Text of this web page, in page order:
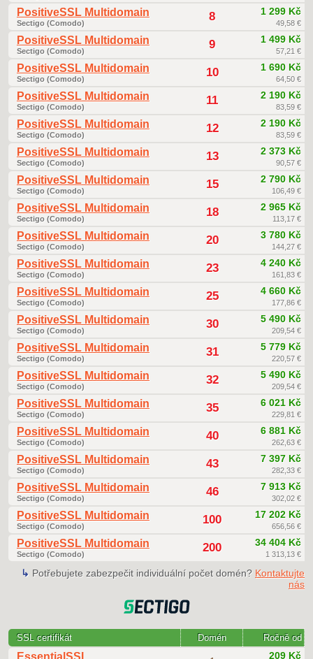
PositiveSSL Multidomain
Sectigo (Comodo) 8 1 299 Kč
49,58 €
PositiveSSL Multidomain
Sectigo (Comodo) 9 1 499 Kč
57,21 €
PositiveSSL Multidomain
Sectigo (Comodo) 10 1 690 Kč
64,50 €
PositiveSSL Multidomain
Sectigo (Comodo) 11 2 190 Kč
83,59 €
PositiveSSL Multidomain
Sectigo (Comodo) 12 2 190 Kč
83,59 €
PositiveSSL Multidomain
Sectigo (Comodo) 13 2 373 Kč
90,57 €
PositiveSSL Multidomain
Sectigo (Comodo) 15 2 790 Kč
106,49 €
PositiveSSL Multidomain
Sectigo (Comodo) 18 2 965 Kč
113,17 €
PositiveSSL Multidomain
Sectigo (Comodo) 20 3 780 Kč
144,27 €
PositiveSSL Multidomain
Sectigo (Comodo) 23 4 240 Kč
161,83 €
PositiveSSL Multidomain
Sectigo (Comodo) 25 4 660 Kč
177,86 €
PositiveSSL Multidomain
Sectigo (Comodo) 30 5 490 Kč
209,54 €
PositiveSSL Multidomain
Sectigo (Comodo) 31 5 779 Kč
220,57 €
PositiveSSL Multidomain
Sectigo (Comodo) 32 5 490 Kč
209,54 €
PositiveSSL Multidomain
Sectigo (Comodo) 35 6 021 Kč
229,81 €
PositiveSSL Multidomain
Sectigo (Comodo) 40 6 881 Kč
262,63 €
PositiveSSL Multidomain
Sectigo (Comodo) 43 7 397 Kč
282,33 €
PositiveSSL Multidomain
Sectigo (Comodo) 46 7 913 Kč
302,02 €
PositiveSSL Multidomain
Sectigo (Comodo) 100 17 202 Kč
656,56 €
PositiveSSL Multidomain
Sectigo (Comodo) 200 34 404 Kč
1 313,13 €
↳ Potřebujete zabezpečit individuální počet domén? Kontaktujte
nás
SSL certifikát Domén Ročně od
EssentialSSL 209 Kč